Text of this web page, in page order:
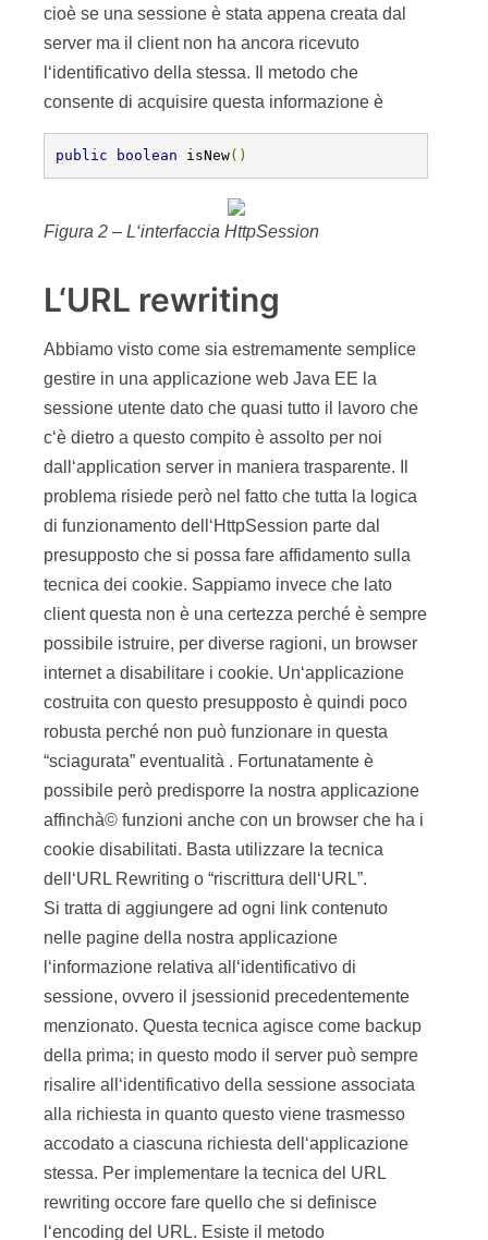
cioè se una sessione è stata appena creata dal
server ma il client non ha ancora ricevuto
l‘identificativo della stessa. Il metodo che
consente di acquisire questa informazione è
public boolean isNew()
Figura 2 – L‘interfaccia HttpSession
L‘URL rewriting
Abbiamo visto come sia estremamente semplice
gestire in una applicazione web Java EE la
sessione utente dato che quasi tutto il lavoro che
c‘è dietro a questo compito è assolto per noi
dall‘application server in maniera trasparente. Il
problema risiede però nel fatto che tutta la logica
di funzionamento dell‘HttpSession parte dal
presupposto che si possa fare affidamento sulla
tecnica dei cookie. Sappiamo invece che lato
client questa non è una certezza perché è sempre
possibile istruire, per diverse ragioni, un browser
internet a disabilitare i cookie. Un‘applicazione
costruita con questo presupposto è quindi poco
robusta perché non può funzionare in questa
“sciagurata” eventualità . Fortunatamente è
possibile però predisporre la nostra applicazione
affinchà© funzioni anche con un browser che ha i
cookie disabilitati. Basta utilizzare la tecnica
dell‘URL Rewriting o “riscrittura dell‘URL”.
Si tratta di aggiungere ad ogni link contenuto
nelle pagine della nostra applicazione
l‘informazione relativa all‘identificativo di
sessione, ovvero il jsessionid precedentemente
menzionato. Questa tecnica agisce come backup
della prima; in questo modo il server può sempre
risalire all‘identificativo della sessione associata
alla richiesta in quanto questo viene trasmesso
accodato a ciascuna richiesta dell‘applicazione
stessa. Per implementare la tecnica del URL
rewriting occore fare quello che si definisce
l‘encoding del URL. Esiste il metodo